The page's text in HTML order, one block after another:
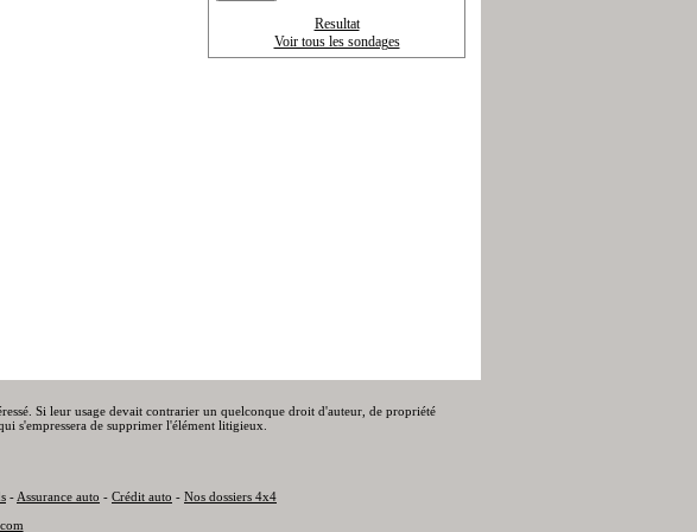
Resultat
Voir tous les sondages
Si leur usage devait contrarier un quelconque droit d'auteur, de propriété
s'empressera de supprimer l'élément litigieux.
- Assurance auto - Crédit auto - Nos dossiers 4x4